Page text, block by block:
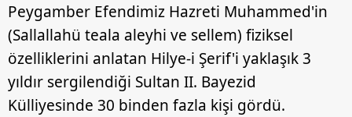
Peygamber Efendimiz Hazreti Muhammed'in
(Sallallahü teala aleyhi ve sellem) fiziksel
özelliklerini anlatan Hilye-i Şerif'i yaklaşık 3
yıldır sergilendiği Sultan II. Bayezid
Külliyesinde 30 binden fazla kişi gördü.